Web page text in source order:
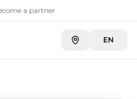
a partner
EN
пакеты
FLEXBALL